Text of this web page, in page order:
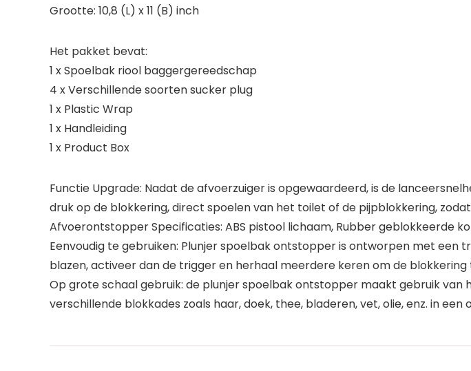
Grootte: 10,8 (L) x 11 (B) inch
Het pakket bevat:
1 x Spoelbak riool baggergereedschap
4 x Verschillende soorten sucker plug
1 x Plastic Wrap
1 x Handleiding
1 x Product Box
Functie Upgrade: Nadat de afvoerzuiger is opgewaardeerd, is de
druk op de blokkering, direct spoelen van het toilet of de pijpblokkering,
Afvoerontstopper Specificaties: ABS pistool lichaam, Rubber geblokkeerde
Eenvoudig te gebruiken: Plunjer spoelbak ontstopper is ontworpen met een
blazen, activeer dan de trigger en herhaal meerdere keren om de blokkering
Op grote schaal gebruik: de plunjer spoelbak ontstopper maakt gebruik
verschillende blokkades zoals haar, doek, thee, bladeren, vet, olie, enz. in